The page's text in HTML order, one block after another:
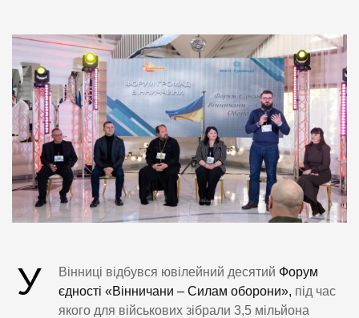
У Вінниці відбувся ювілейний десятий Форум
єдності «Вінничани – Силам оборони», під час
якого для військових зібрали 3,5 мільйона